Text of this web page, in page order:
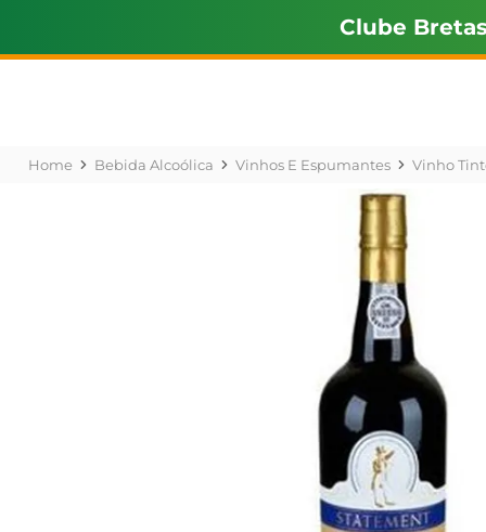
Clube Bretas
Bebida Alcoólica Vinhos E Espumantes Vinho